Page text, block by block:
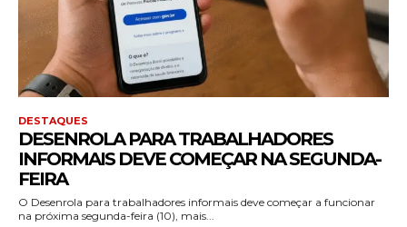
DESTAQUES
DESENROLA PARA TRABALHADORES
INFORMAIS DEVE COMEÇAR NA SEGUNDA-
FEIRA
O Desenrola para trabalhadores informais deve começar a funcionar
na próxima segunda-feira (10), mais...